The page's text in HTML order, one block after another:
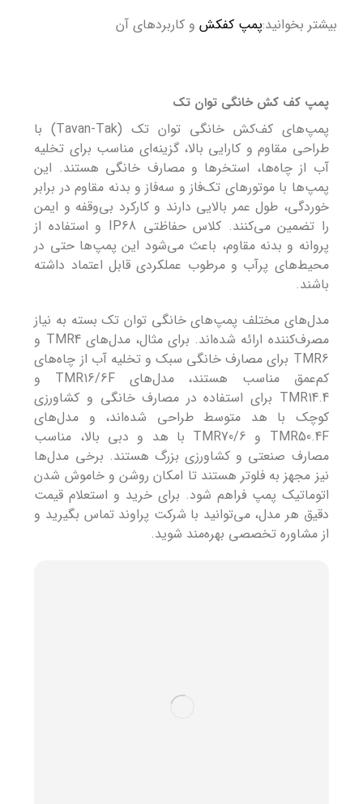
بیشتر بخوانید:پمپ کفکش و کاربردهای آن
پمپ کف کش خانگی توان تک
پمپ‌های کف‌کش خانگی توان تک (Tavan-Tak) با
طراحی مقاوم و کارایی بالا، گزینه‌ای مناسب برای تخلیه
آب از چاه‌ها، استخرها و مصارف خانگی هستند. این
پمپ‌ها با موتورهای تک‌فاز و سه‌فاز و بدنه مقاوم در برابر
خوردگی، طول عمر بالایی دارند و کارکرد بی‌وقفه و ایمن
را تضمین می‌کنند. کلاس حفاظتی IP68 و استفاده از
پروانه و بدنه مقاوم، باعث می‌شود این پمپ‌ها حتی در
محیط‌های پرآب و مرطوب عملکردی قابل اعتماد داشته
باشند.
مدل‌های مختلف پمپ‌های خانگی توان تک بسته به نیاز
مصرف‌کننده ارائه شده‌اند. برای مثال، مدل‌های TMR4 و
TMR6 برای مصارف خانگی سبک و تخلیه آب از چاه‌های
کم‌عمق مناسب هستند، مدل‌های TMR16/6F و
TMR14.4 برای استفاده در مصارف خانگی و کشاورزی
کوچک با هد متوسط طراحی شده‌اند، و مدل‌های
TMR50.4F و TMR70/6 با هد و دبی بالا، مناسب
مصارف صنعتی و کشاورزی بزرگ هستند. برخی مدل‌ها
نیز مجهز به فلوتر هستند تا امکان روشن و خاموش شدن
اتوماتیک پمپ فراهم شود. برای خرید و استعلام قیمت
دقیق هر مدل، می‌توانید با شرکت پراوند تماس بگیرید و
از مشاوره تخصصی بهره‌مند شوید.